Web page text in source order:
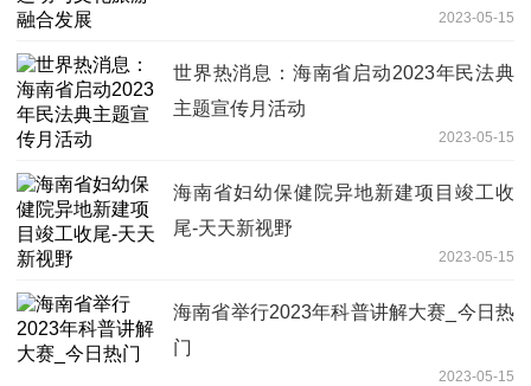
2023-05-15
世界热消息：海南省启动2023年民法典
主题宣传月活动
2023-05-15
海南省妇幼保健院异地新建项目竣工收
尾-天天新视野
2023-05-15
海南省举行2023年科普讲解大赛_今日热
门
2023-05-15